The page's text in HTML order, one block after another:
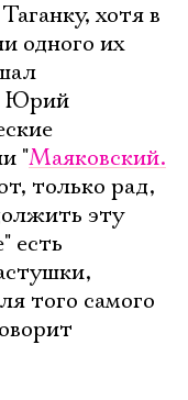
хотя в
одного их
Юрий
"Маяковский.
только рад,
эту
есть
того самого